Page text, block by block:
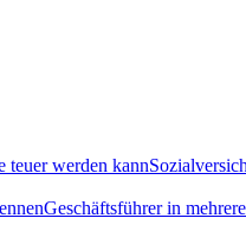
Geschäftsführer in